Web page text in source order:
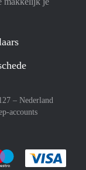
– Nederland
accounts
af met Paypal
gemakkelijk af met
Je rekent